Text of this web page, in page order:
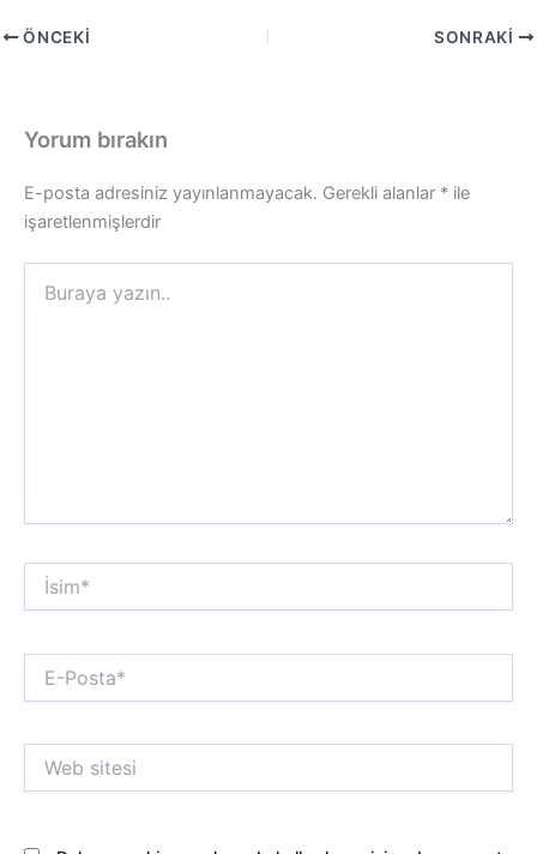
ÖNCEKI SONRAKI
Yorum bırakın
E-posta adresiniz yayınlanmayacak. Gerekli alanlar * ile
işaretlenmişlerdir
yazın..
İsim*
Posta*
sitesi